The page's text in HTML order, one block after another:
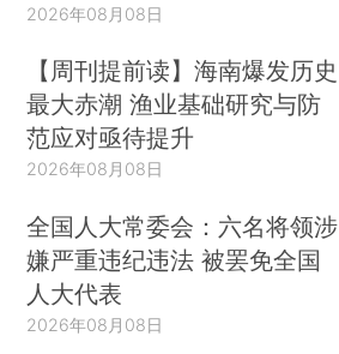
2026年08月08日
【周刊提前读】海南爆发历史
最大赤潮 渔业基础研究与防
范应对亟待提升
2026年08月08日
全国人大常委会：六名将领涉
嫌严重违纪违法 被罢免全国
人大代表
2026年08月08日